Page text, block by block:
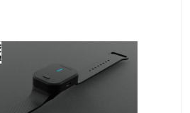
动作捕捉与生物力学
人机交互实验室